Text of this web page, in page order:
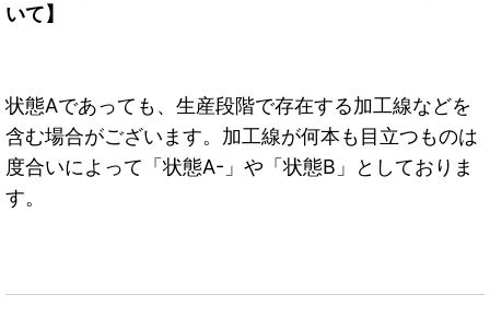
いて】
状態Aであっても、生産段階で存在する加工線などを
含む場合がございます。加工線が何本も目立つものは
度合いによって「状態A-」や「状態B」としておりま
す。